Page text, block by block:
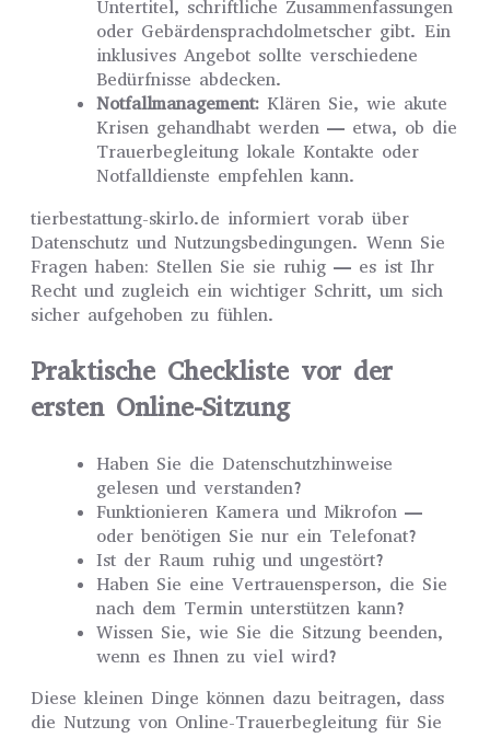
Untertitel, schriftliche Zusammenfassungen
oder Gebärdensprachdolmetscher gibt. Ein
inklusives Angebot sollte verschiedene
Bedürfnisse abdecken.
Notfallmanagement: Klären Sie, wie akute
Krisen gehandhabt werden — etwa, ob die
Trauerbegleitung lokale Kontakte oder
Notfalldienste empfehlen kann.
tierbestattung-skirlo.de informiert vorab über
Datenschutz und Nutzungsbedingungen. Wenn Sie
Fragen haben: Stellen Sie sie ruhig — es ist Ihr
Recht und zugleich ein wichtiger Schritt, um sich
sicher aufgehoben zu fühlen.
Praktische Checkliste vor der
ersten Online-Sitzung
Haben Sie die Datenschutzhinweise
gelesen und verstanden?
Funktionieren Kamera und Mikrofon —
oder benötigen Sie nur ein Telefonat?
Ist der Raum ruhig und ungestört?
Haben Sie eine Vertrauensperson, die Sie
nach dem Termin unterstützen kann?
Wissen Sie, wie Sie die Sitzung beenden,
wenn es Ihnen zu viel wird?
Diese kleinen Dinge können dazu beitragen, dass
die Nutzung von Online-Trauerbegleitung für Sie